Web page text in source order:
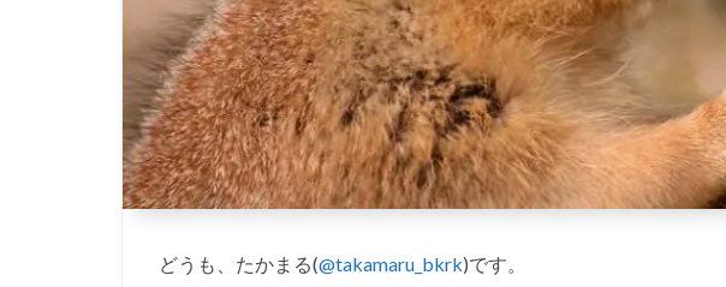
どうも、たかまる(@takamaru_bkrk)です。